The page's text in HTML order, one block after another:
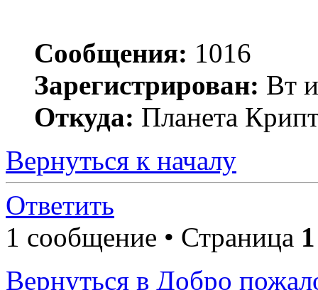
Сообщения: 1016
Зарегистрирован: Вт
Откуда: Планета
Вернуться к началу
Ответить
1 сообщение • Страница 1
Вернуться в Добро